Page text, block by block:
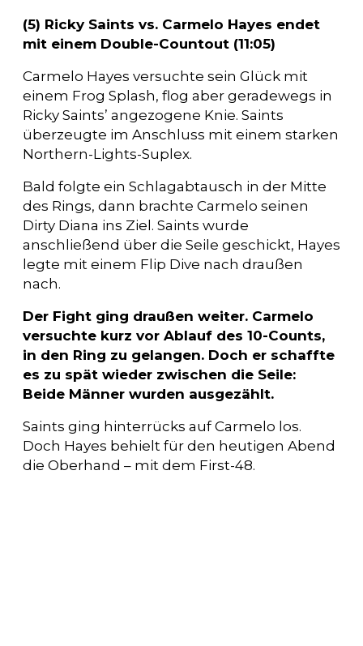
(5) Ricky Saints vs. Carmelo Hayes endet
mit einem Double-Countout (11:05)
Carmelo Hayes versuchte sein Glück mit
einem Frog Splash, flog aber geradewegs in
Ricky Saints’ angezogene Knie. Saints
überzeugte im Anschluss mit einem starken
Northern-Lights-Suplex.
Bald folgte ein Schlagabtausch in der Mitte
des Rings, dann brachte Carmelo seinen
Dirty Diana ins Ziel. Saints wurde
anschließend über die Seile geschickt, Hayes
legte mit einem Flip Dive nach draußen
nach.
Der Fight ging draußen weiter. Carmelo
versuchte kurz vor Ablauf des 10-Counts,
in den Ring zu gelangen. Doch er schaffte
es zu spät wieder zwischen die Seile:
Beide Männer wurden ausgezählt.
Saints ging hinterrücks auf Carmelo los.
Doch Hayes behielt für den heutigen Abend
die Oberhand – mit dem First-48.